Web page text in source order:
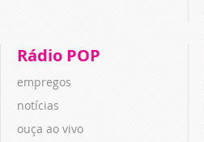
Rádio POP
empregos
notícias
ouça ao vivo